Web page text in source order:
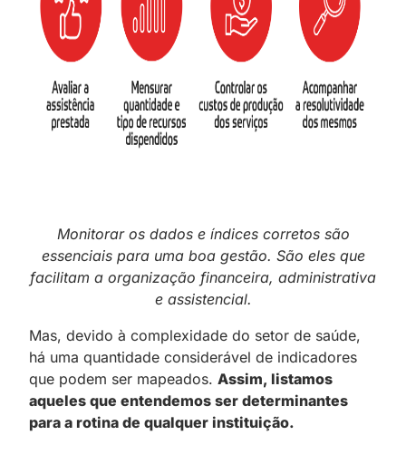
Monitorar os dados e índices corretos são
essenciais para uma boa gestão. São eles que
facilitam a organização financeira, administrativa
e assistencial.
Mas, devido à complexidade do setor de saúde,
há uma quantidade considerável de indicadores
que podem ser mapeados. Assim, listamos
aqueles que entendemos ser determinantes
para a rotina de qualquer instituição.